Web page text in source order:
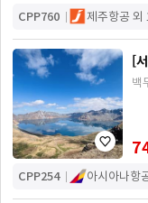
CPP760 제주항공 외
[
백
CPP254 아시아나항